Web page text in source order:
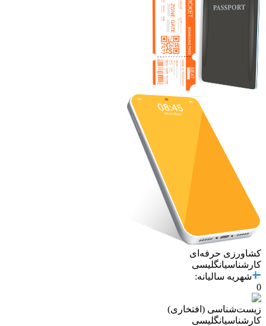
کشاورزی حرفه‌ای
کارشناسیانگلیسی
شهریه سالیانه:
0
زیست‌شناسی (افتخاری)
کارشناسیانگلیسی